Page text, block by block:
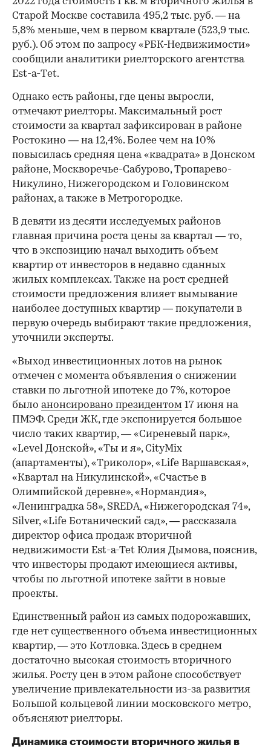
Старой Москве составила 495,2 тыс. руб. — на
5,8% меньше, чем в первом квартале (523,9 тыс.
руб.). Об этом по запросу «РБК-Недвижимости»
сообщили аналитики риелторского агентства
Est-a-Тet.
Однако есть районы, где цены выросли,
отмечают риелторы. Максимальный рост
стоимости за квартал зафиксирован в районе
Ростокино — на 12,4%. Более чем на 10%
повысилась средняя цена «квадрата» в Донском
районе, Москворечье-Сабурово, Тропарево-
Никулино, Нижегородском и Головинском
районах, а также в Метрогородке.
В девяти из десяти исследуемых районов
главная причина роста цены за квартал — то,
что в экспозицию начал выходить объем
квартир от инвесторов в недавно сданных
жилых комплексах. Также на рост средней
стоимости предложения влияет вымывание
наиболее доступных квартир — покупатели в
первую очередь выбирают такие предложения,
уточнили эксперты.
«Выход инвестиционных лотов на рынок
отмечен с момента объявления о снижении
ставки по льготной ипотеке до 7%, которое
было анонсировано президентом 17 июня на
ПМЭФ. Среди ЖК, где экспонируется большое
число таких квартир, — «Сиреневый парк»,
«Level Донской», «Ты и я», CityMix
(апартаменты), «Триколор», «Life Варшавская»,
«Квартал на Никулинской», «Счастье в
Олимпийской деревне», «Нормандия»,
«Ленинградка 58», SREDA, «Нижегородская 74»,
Silver, «Life Ботанический сад», — рассказала
директор офиса продаж вторичной
недвижимости Est-a-Tet Юлия Дымова, пояснив,
что инвесторы продают имеющиеся активы,
чтобы по льготной ипотеке зайти в новые
проекты.
Единственный район из самых подорожавших,
где нет существенного объема инвестиционных
квартир, — это Котловка. Здесь в среднем
достаточно высокая стоимость вторичного
жилья. Росту цен в этом районе способствует
увеличение привлекательности из-за развития
Большой кольцевой линии московского метро,
объясняют риелторы.
Динамика стоимости вторичного жилья в